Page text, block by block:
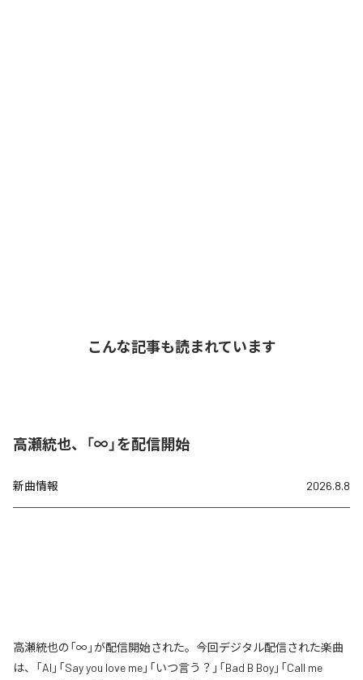
こんな記事も読まれています
高瀬統也、「∞」を配信開始
新曲情報 2026.8.8
高瀬統也の「∞」が配信開始された。今回デジタル配信された楽曲
は、「AI」「Say you love me」「いつ言う？」「Bad B Boy」「Call me